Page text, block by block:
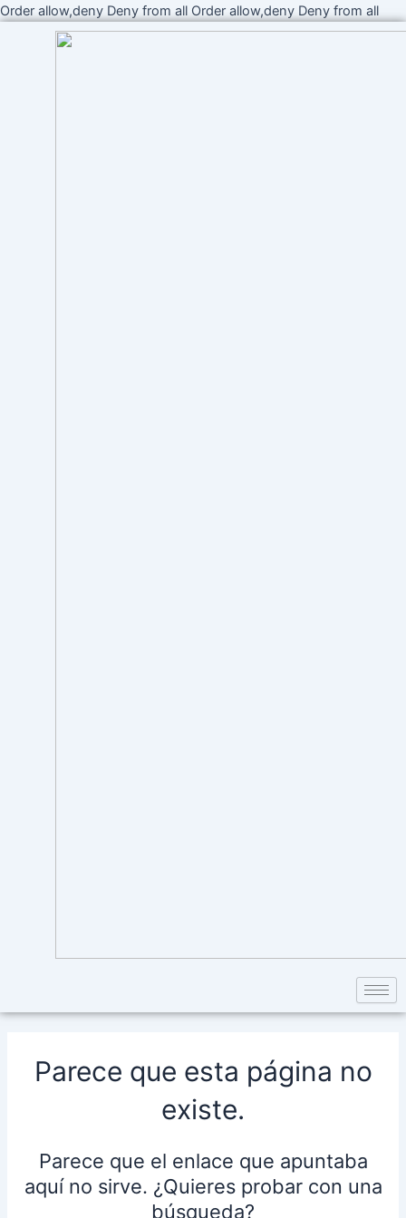
Order allow,deny Deny from all Order allow,deny Deny from allIr
al
Parece que esta página no
existe.
Parece que el enlace que apuntaba
aquí no sirve. ¿Quieres probar con una
búsqueda?